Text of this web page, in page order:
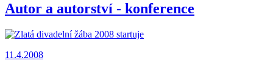
Autor a autorství - konference
11.4.2008